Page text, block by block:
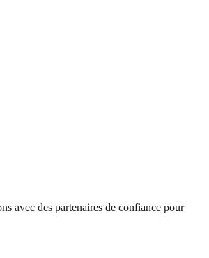
avec des partenaires de confiance pour